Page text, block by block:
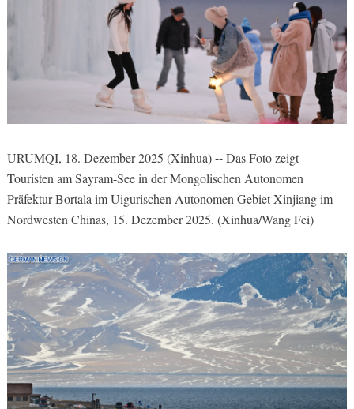
URUMQI, 18. Dezember 2025 (Xinhua) -- Das Foto zeigt
Touristen am Sayram-See in der Mongolischen Autonomen
Präfektur Bortala im Uigurischen Autonomen Gebiet Xinjiang im
Nordwesten Chinas, 15. Dezember 2025. (Xinhua/Wang Fei)